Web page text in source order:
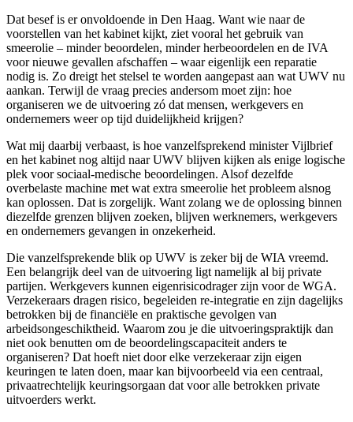
Dat besef is er onvoldoende in Den Haag. Want wie naar de
voorstellen van het kabinet kijkt, ziet vooral het gebruik van
smeerolie – minder beoordelen, minder herbeoordelen en de IVA
voor nieuwe gevallen afschaffen – waar eigenlijk een reparatie
nodig is. Zo dreigt het stelsel te worden aangepast aan wat UWV nu
aankan. Terwijl de vraag precies andersom moet zijn: hoe
organiseren we de uitvoering zó dat mensen, werkgevers en
ondernemers weer op tijd duidelijkheid krijgen?
Wat mij daarbij verbaast, is hoe vanzelfsprekend minister Vijlbrief
en het kabinet nog altijd naar UWV blijven kijken als enige logische
plek voor sociaal-medische beoordelingen. Alsof dezelfde
overbelaste machine met wat extra smeerolie het probleem alsnog
kan oplossen. Dat is zorgelijk. Want zolang we de oplossing binnen
diezelfde grenzen blijven zoeken, blijven werknemers, werkgevers
en ondernemers gevangen in onzekerheid.
Die vanzelfsprekende blik op UWV is zeker bij de WIA vreemd.
Een belangrijk deel van de uitvoering ligt namelijk al bij private
partijen. Werkgevers kunnen eigenrisicodrager zijn voor de WGA.
Verzekeraars dragen risico, begeleiden re-integratie en zijn dagelijks
betrokken bij de financiële en praktische gevolgen van
arbeidsongeschiktheid. Waarom zou je die uitvoeringspraktijk dan
niet ook benutten om de beoordelingscapaciteit anders te
organiseren? Dat hoeft niet door elke verzekeraar zijn eigen
keuringen te laten doen, maar kan bijvoorbeeld via een centraal,
privaatrechtelijk keuringsorgaan dat voor alle betrokken private
uitvoerders werkt.